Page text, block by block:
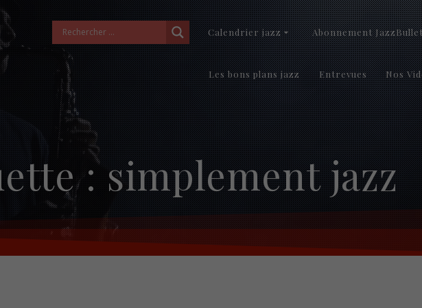
Calendrier jazz Abonnement
Les bons plans jazz Entrevues Nos
:simplement jazz